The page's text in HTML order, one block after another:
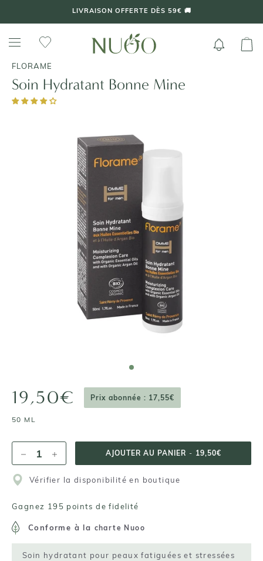
LIVRAISON OFFERTE DÈS 59€ 🚚
FLORAME
Soin Hydratant Bonne Mine
19,50€ Prix abonnée : 17,55€
50 ML
AJOUTER AU PANIER - 19,50€
Vérifier la disponibilité en boutique
Gagnez 195 points de fidelité
Conforme à la charte Nuoo
Soin hydratant pour peaux fatiguées et stressées